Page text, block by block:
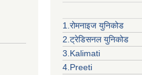
1.रोमनाइज युनिकोड
2.ट्रेडिसनल युनिकोड
3.Kalimati
4.Preeti